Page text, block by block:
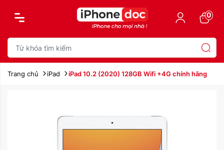
0
Trang chủ iPad iPad 10.2 (2020) 128GB Wifi +4G chính hãng